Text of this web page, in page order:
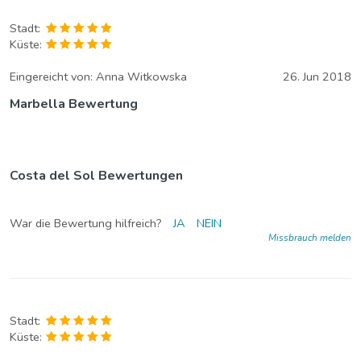
Stadt:
Küste:
Eingereicht von: Anna Witkowska 26. Jun 2018
Marbella Bewertung
Costa del Sol Bewertungen
War die Bewertung hilfreich? JA NEIN
Missbrauch melden
Stadt:
Küste: